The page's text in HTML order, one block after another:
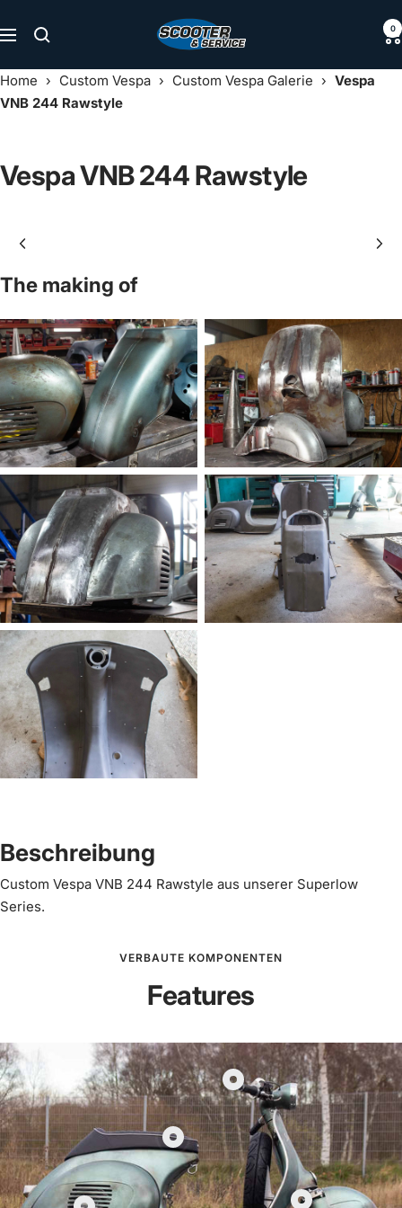
zum
Navigation
Scooter
Service
0
Home › Custom Vespa › Custom Vespa Galerie › Vespa
VNB 244 Rawstyle
Vespa VNB 244 Rawstyle
The making of
Beschreibung
Custom Vespa VNB 244 Rawstyle aus unserer Superlow
Series.
VERBAUTE KOMPONENTEN
Features
Produkt
Streamline
Seats
Produkt
Kurzhub
Gasgriff
Scooter
&
Service